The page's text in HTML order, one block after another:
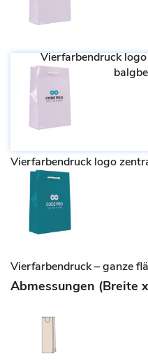
Vierfarbendruck
Vierfarbendruck logo
Vierfarbendruck – ganze
Abmessungen (Breite